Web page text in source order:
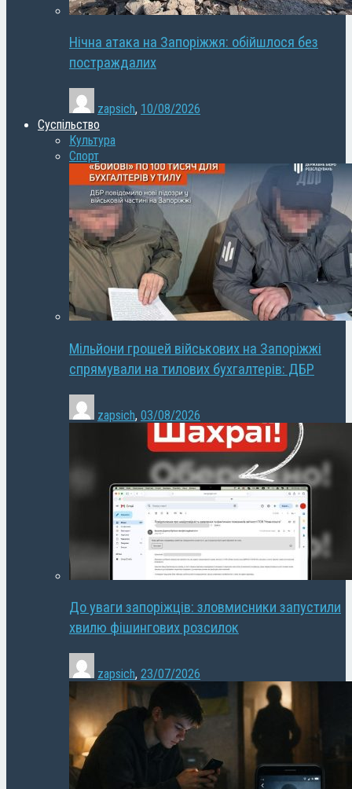
Нічна атака на Запоріжжя: обійшлося без
постраждалих
zapsich, 10/08/2026
Суспільство
Культура
Спорт
Мільйони грошей військових на Запоріжжі
спрямували на тилових бухгалтерів: ДБР
zapsich, 03/08/2026
До уваги запоріжців: зловмисники запустили
хвилю фішингових розсилок
zapsich, 23/07/2026